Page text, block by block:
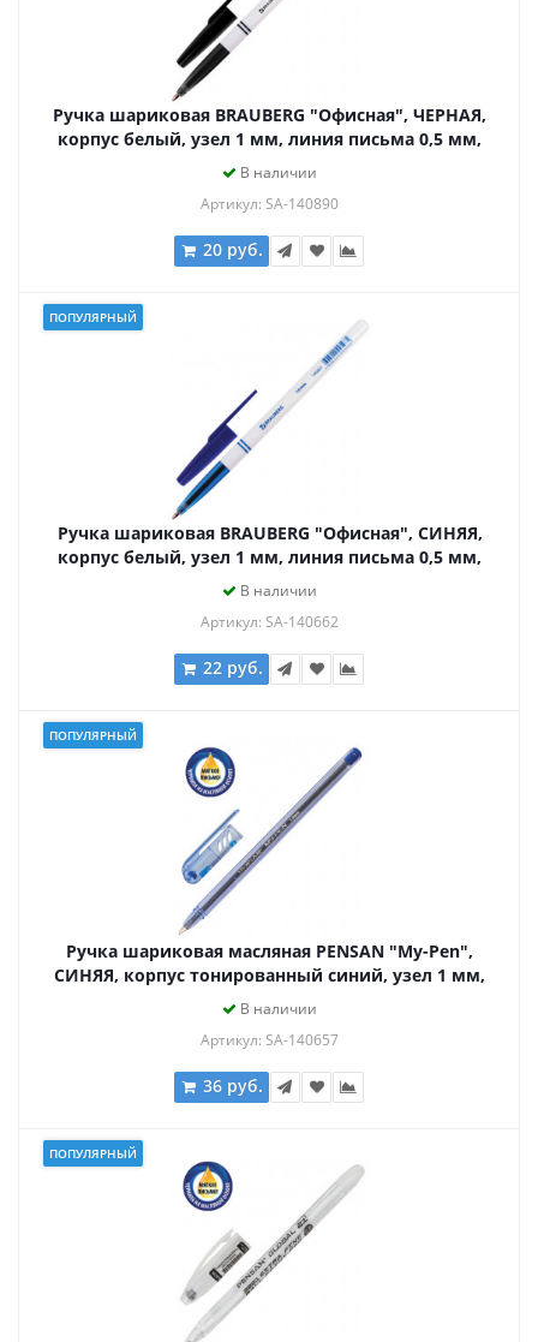
Ручка шариковая BRAUBERG "Офисная", ЧЕРНАЯ,
корпус белый, узел 1 мм, линия письма 0,5 мм,
140890
В наличии
Артикул: SA-140890
20 руб.
ПОПУЛЯРНЫЙ
Ручка шариковая BRAUBERG "Офисная", СИНЯЯ,
корпус белый, узел 1 мм, линия письма 0,5 мм,
140662
В наличии
Артикул: SA-140662
22 руб.
ПОПУЛЯРНЫЙ
Ручка шариковая масляная PENSAN "My-Pen",
СИНЯЯ, корпус тонированный синий, узел 1 мм,
линия письма 0,5 мм, 2210
В наличии
Артикул: SA-140657
36 руб.
ПОПУЛЯРНЫЙ